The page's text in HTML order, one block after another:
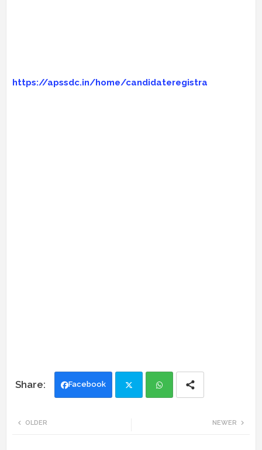
https://apssdc.in/home/candidateregistra
Facebook
NEWER
OLDER